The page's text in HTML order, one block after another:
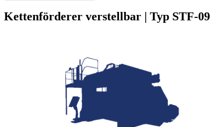
Kettenförderer verstellbar | Typ STF-09